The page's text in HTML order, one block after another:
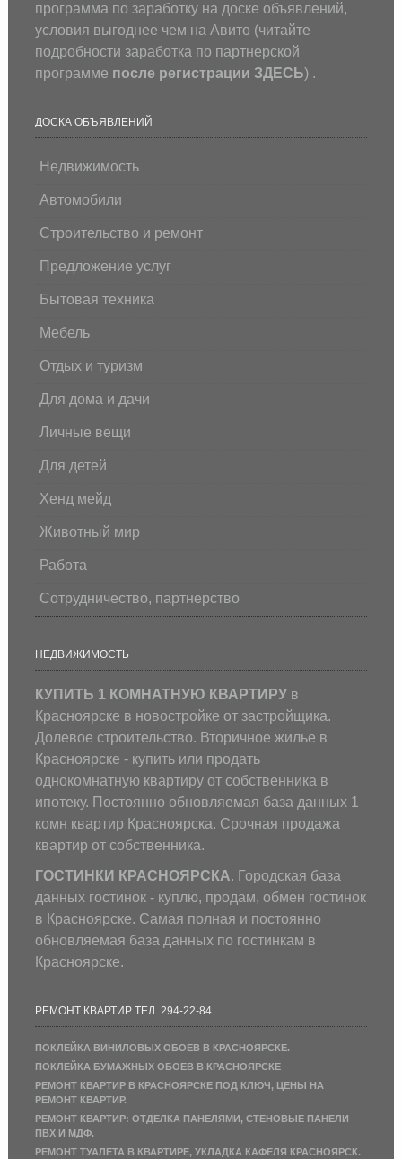
программа по заработку на доске объявлений,
условия выгоднее чем на Авито (читайте
подробности заработка по партнерской
программе после регистрации ЗДЕСЬ) .
ДОСКА ОБЪЯВЛЕНИЙ
Недвижимость
Автомобили
Строительство и ремонт
Предложение услуг
Бытовая техника
Мебель
Отдых и туризм
Для дома и дачи
Личные вещи
Для детей
Хенд мейд
Животный мир
Работа
Сотрудничество, партнерство
НЕДВИЖИМОСТЬ
КУПИТЬ 1 КОМНАТНУЮ КВАРТИРУв
Красноярске в новостройке от застройщика.
Долевое строительство. Вторичное жилье в
Красноярске - купить или продать
однокомнатную квартиру от собственника в
ипотеку. Постоянно обновляемая база данных 1
комн квартир Красноярска. Срочная продажа
квартир от собственника.
ГОСТИНКИ КРАСНОЯРСКА. Городская база
данных гостинок - куплю, продам, обмен гостинок
в Красноярске. Самая полная и постоянно
обновляемая база данных по гостинкам в
Красноярске.
РЕМОНТ КВАРТИР ТЕЛ. 294-22-84
ПОКЛЕЙКА ВИНИЛОВЫХ ОБОЕВ В КРАСНОЯРСКЕ.
ПОКЛЕЙКА БУМАЖНЫХ ОБОЕВ В КРАСНОЯРСКЕ
РЕМОНТ КВАРТИР В КРАСНОЯРСКЕ ПОД КЛЮЧ, ЦЕНЫ НА
РЕМОНТ КВАРТИР.
РЕМОНТ КВАРТИР: ОТДЕЛКА ПАНЕЛЯМИ, СТЕНОВЫЕ ПАНЕЛИ
ПВХ И МДФ.
РЕМОНТ ТУАЛЕТА В КВАРТИРЕ, УКЛАДКА КАФЕЛЯ КРАСНОЯРСК.